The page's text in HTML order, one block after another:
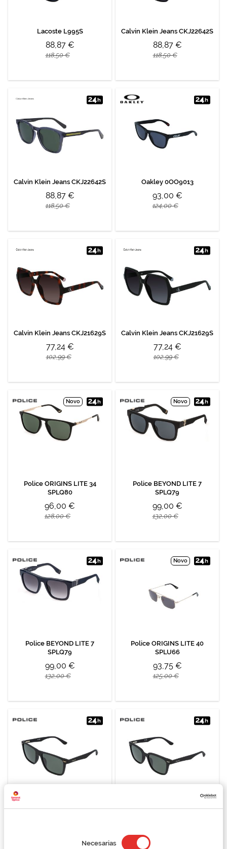
deNecesarias
Lacoste L995S
88,87 €
118,50 €
Calvin Klein Jeans CKJ22642S
88,87 €
118,50 €
Calvin Klein Jeans CKJ22642S
88,87 €
118,50 €
Oakley 0OO9013
93,00 €
124,00 €
Calvin Klein Jeans CKJ21629S
77,24 €
102,99 €
Calvin Klein Jeans CKJ21629S
77,24 €
102,99 €
Novo
Police ORIGINS LITE 34
SPLQ80
96,00 €
128,00 €
Novo
Police BEYOND LITE 7
SPLQ79
99,00 €
132,00 €
Police BEYOND LITE 7
SPLQ79
99,00 €
132,00 €
Novo
Police ORIGINS LITE 40
SPLU66
93,75 €
125,00 €